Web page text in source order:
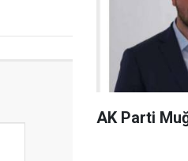
AK Parti